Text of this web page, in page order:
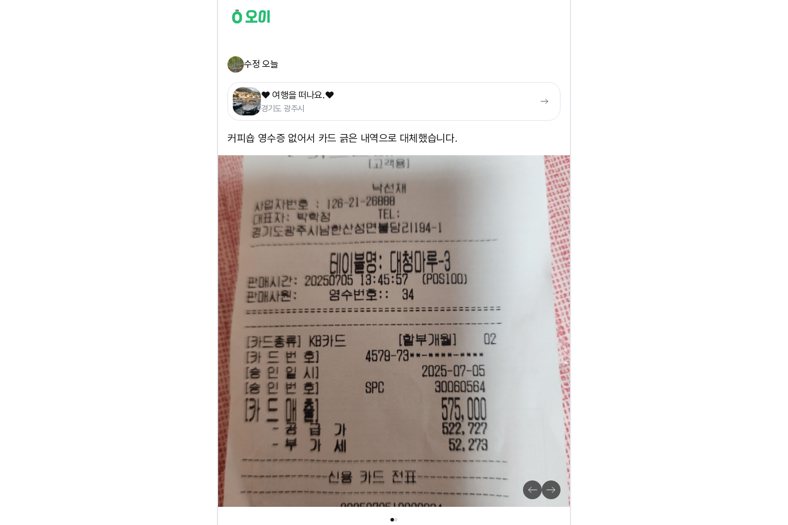
수정 오늘
❤️ 여행을 떠나요.❤️
경기도 광주시
커피숍 영수증 없어서 카드 긁은 내역으로 대체했습니다.